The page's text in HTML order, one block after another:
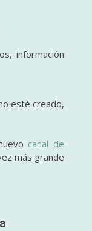
información
esté creado,
canal de
más grande